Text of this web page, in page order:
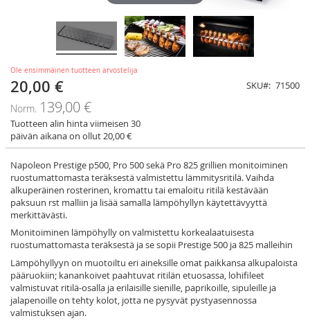
Ole ensimmäinen tuotteen arvostelija
Tarjoushinta
20,00 €
Norm. 139,00 €
Tuotteen alin hinta viimeisen 30
päivän aikana on ollut 20,00 €
SKU 71500
Napoleon Prestige p500, Pro 500 sekä Pro 825 grillien monitoiminen
ruostumattomasta teräksestä valmistettu lämmitysritilä. Vaihda
alkuperäinen rosterinen, kromattu tai emaloitu ritilä kestävään
paksuun rst malliin ja lisää samalla lämpöhyllyn käytettävyyttä
merkittävästi.
Monitoiminen lämpöhylly on valmistettu korkealaatuisesta
ruostumattomasta teräksestä ja se sopii Prestige 500 ja 825 malleihin
Lämpöhyllyyn on muotoiltu eri aineksille omat paikkansa alkupaloista
pääruokiin; kanankoivet paahtuvat ritilän etuosassa, lohifileet
valmistuvat ritilä-osalla ja erilaisille sienille, paprikoille, sipuleille ja
jalapenoille on tehty kolot, jotta ne pysyvät pystyasennossa
valmistuksen ajan.